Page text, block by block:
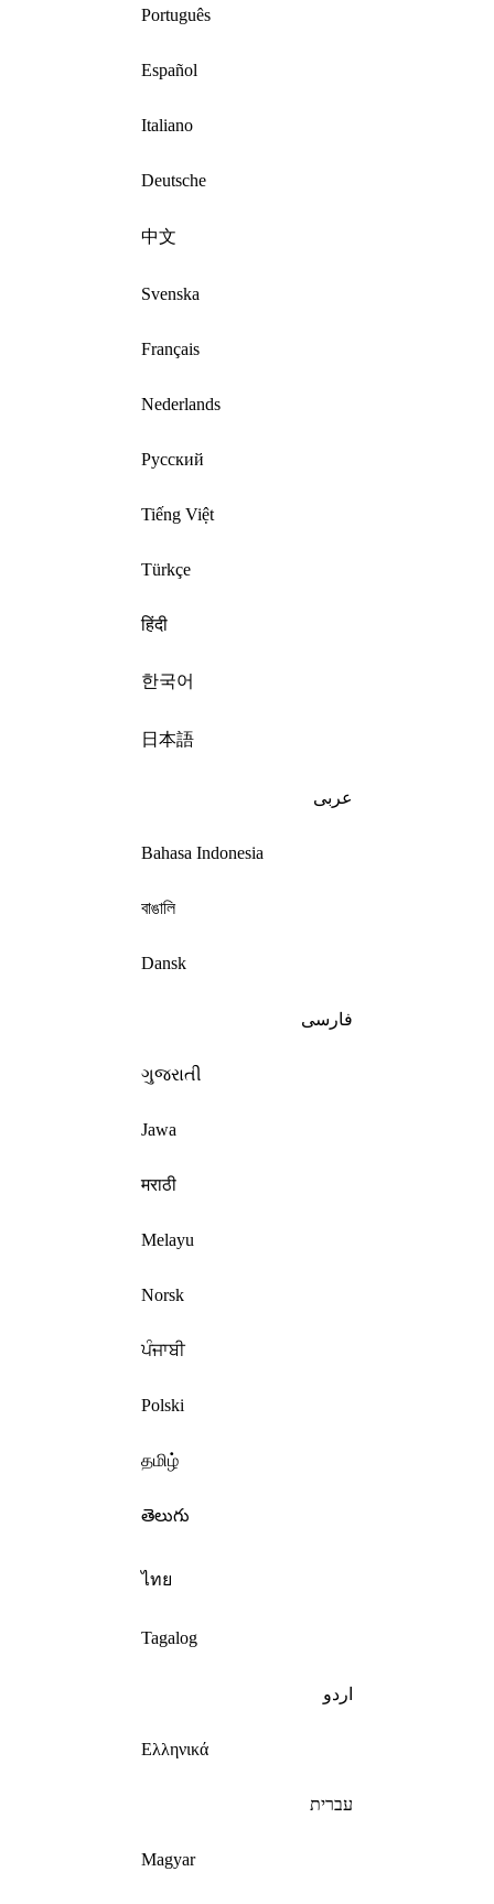
Português
Español
Italiano
Deutsche
中文
Svenska
Français
Nederlands
Русский
Tiếng Việt
Türkçe
हिंदी
한국어
日本語
عربى
Bahasa Indonesia
বাঙালি
Dansk
فارسی
ગુજરાતી
Jawa
मराठी
Melayu
Norsk
ਪੰਜਾਬੀ
Polski
தமிழ்
తెలుగు
ไทย
Tagalog
اردو
Ελληνικά
עברית
Magyar